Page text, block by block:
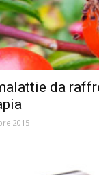
da
2015